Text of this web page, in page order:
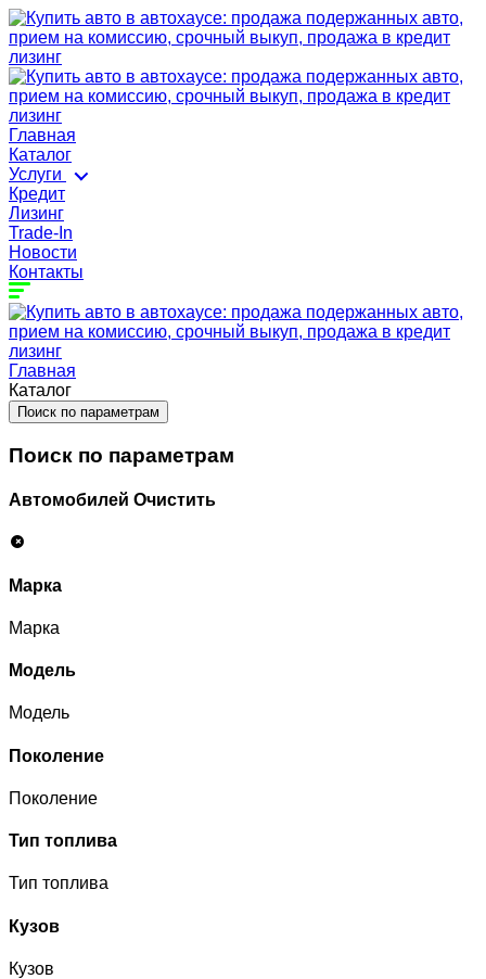
Главная
Каталог
Услуги
Кредит
Лизинг
Trade-In
Новости
Контакты
Главная
Каталог
Поиск по параметрам
Поиск по параметрам
Автомобилей Очистить
Марка
Марка
Модель
Модель
Поколение
Поколение
Тип топлива
Тип топлива
Кузов
Кузов